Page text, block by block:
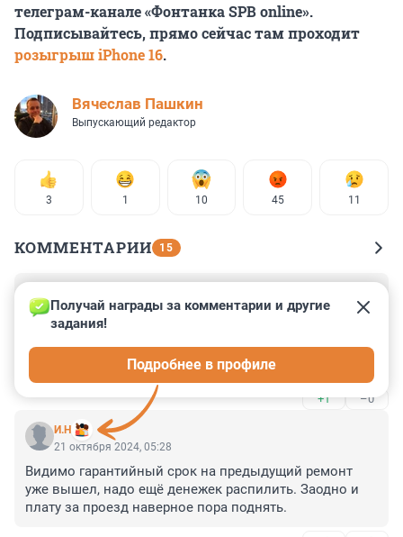
телеграм-канале «Фонтанка SPB online».
Подписывайтесь, прямо сейчас там проходит
розыгрыш iPhone 16.
Вячеслав Пашкин
Выпускающий редактор
3 1 10 45 11
КОММЕНТАРИИ 15
12 ноября 2024, 19:42
Одновременно снять трамвайные рельсы на 1 линии
ВО и закрыть Горьковскую на вход утром мог только
+1 –0
И.Н
Получай награды за комментарии и другие
задания!
Подробнее в профиле
21 октября 2024, 05:28
Видимо гарантийный срок на предыдущий ремонт
уже вышел, надо ещё денежек распилить. Заодно и
плату за проезд наверное пора поднять.